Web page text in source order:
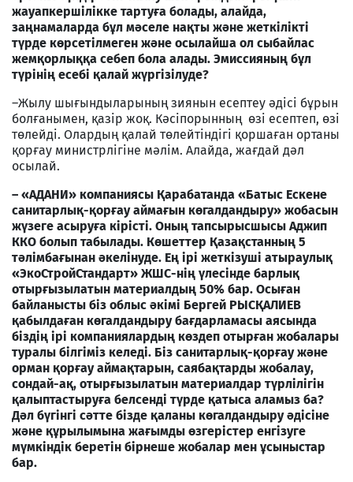
жауапкершілікке тартуға болады, алайда,
заңнамаларда бұл мәселе нақты және жеткілікті
түрде көрсетілмеген және осылайша ол сыбайлас
жемқорлыққа себеп бола алады. Эмиссияның бұл
түрінің есебі қалай жүргізілуде?
–Жылу шығындыларының зиянын есептеу әдісі бұрын
болғанымен, қазір жоқ. Кәсіпорынның өзі есептеп, өзі
төлейді. Олардың қалай төлейтіндігі қоршаған ортаны
қорғау министрлігіне мәлім. Алайда, жағдай дәл
осылай.
– «АДАНИ» компаниясы Қарабатанда «Батыс Ескене
санитарлық-қорғау аймағын көгалдандыру» жобасын
жүзеге асыруға кірісті. Оның тапсырысшысы Аджип
ККО болып табылады. Көшеттер Қазақстанның 5
тәлімбағынан әкелінуде. Ең ірі жеткізуші атыраулық
«ЭкоСтройСтандарт» ЖШС-нің үлесінде барлық
отырғызылатын материалдың 50% бар. Осыған
байланысты біз облыс әкімі Бергей РЫСҚАЛИЕВ
қабылдаған көгалдандыру бағдарламасы аясында
біздің ірі компаниялардың көздеп отырған жобалары
туралы білгіміз келеді. Біз санитарлық-қорғау және
орман қорғау аймақтарын, саябақтарды жобалау,
сондай-ақ, отырғызылатын материалдар түрлілігін
қалыптастыруға белсенді түрде қатыса аламыз ба?
Дәл бүгінгі сәтте бізде қаланы көгалдандыру әдісіне
және құрылымына жағымды өзгерістер енгізуге
мүмкіндік беретін бірнеше жобалар мен ұсыныстар
бар.